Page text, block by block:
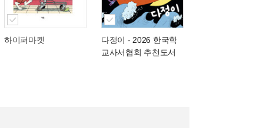
하이퍼마켓 다정이 - 2026 한국학
교사서협회 추천도서